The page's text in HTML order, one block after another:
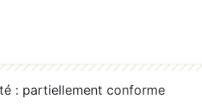
: partiellement conforme